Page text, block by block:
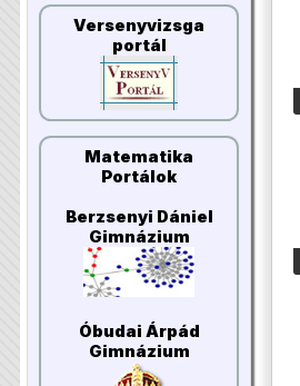
Versenyvizsga
portál
Matematika
Portálok
Berzsenyi Dániel
Gimnázium
Óbudai Árpád
Gimnázium